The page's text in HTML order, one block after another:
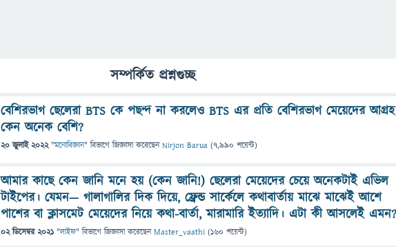
সম্পর্কিত প্রশ্নগুচ্ছ
বেশিরভাগ ছেলেরা BTS কে পছন্দ না করলেও BTS এর প্রতি বেশিরভাগ মেয়েদের আগ্রহ
কেন অনেক বেশি?
20 জুলাই 2022 "মনোবিজ্ঞান" বিভাগে জিজ্ঞাসাকরেছেনNirjon Barua (7,990 পয়েন্ট)
আমার কাছে কেন জানি মনে হয় (কেন জানি!) ছেলেরা মেয়েদের চেয়ে অনেকটাই এভিল
টাইপের। যেমন— গালাগালির দিক দিয়ে, ফ্রেন্ড সার্কেলে কথাবার্তায় মাঝে মাঝেই আশে
পাশের বা ক্লাসমেট মেয়েদের নিয়ে কথা-বার্তা, মারামারি ইত্যাদি। এটা কী আসলেই এমন?
02 ডিসেম্বর 2021 "লাইফ" বিভাগে জিজ্ঞাসাকরেছেনMaster_vaathi (160 পয়েন্ট)